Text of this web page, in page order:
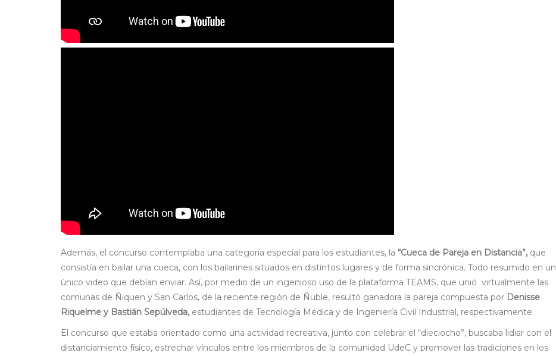
Además, el concurso contemplaba una categoría especial para los estudiantes, la “Cueca de Pareja en Distancia”, que
consistía en bailar una cueca, con los bailarines situados en distintos lugares y de forma sincrónica. Todo resumido en un
único video que debían enviar. Así, por medio de un ingenioso uso de la plataforma TEAMS, que unió virtualmente las
comunas de Ñiquen y San Carlos, de la reciente región de Ñuble, resultó ganadora la pareja compuesta por Denisse
Riquelme y Bastián Sepúlveda, estudiantes de Tecnología Médica y de Ingeniería Civil Industrial, respectivamente.
El concurso que estaba orientado como una actividad recreativa, junto con celebrar el “dieciocho”, buscaba lidiar con el
distanciamiento físico, estrechar vínculos entre los miembros de la comunidad UdeC y promover las tradiciones en los